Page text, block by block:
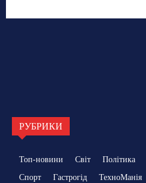
РУБРИКИ
Топ-новини Світ Політика
Спорт
Гастрогід ТехноМанія